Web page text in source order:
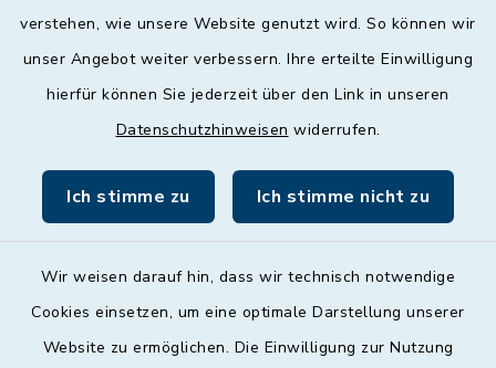
verstehen, wie unsere Website genutzt wird. So können wir
unser Angebot weiter verbessern. Ihre erteilte Einwilligung
hierfür können Sie jederzeit über den Link in unseren
Datenschutzhinweisen widerrufen.
Ich stimme zu Ich stimme nicht zu
Wir weisen darauf hin, dass wir technisch notwendige
Cookies einsetzen, um eine optimale Darstellung unserer
Website zu ermöglichen. Die Einwilligung zur Nutzung
Freitag
09:00 - 12:00 Uhr
Kontakt